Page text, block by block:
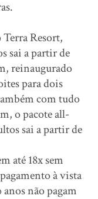
Resort,
sai a partir de
reinaugurado
para dois
com tudo
o pacote all-
sai a partir de
até 18x sem
à vista
não pagam